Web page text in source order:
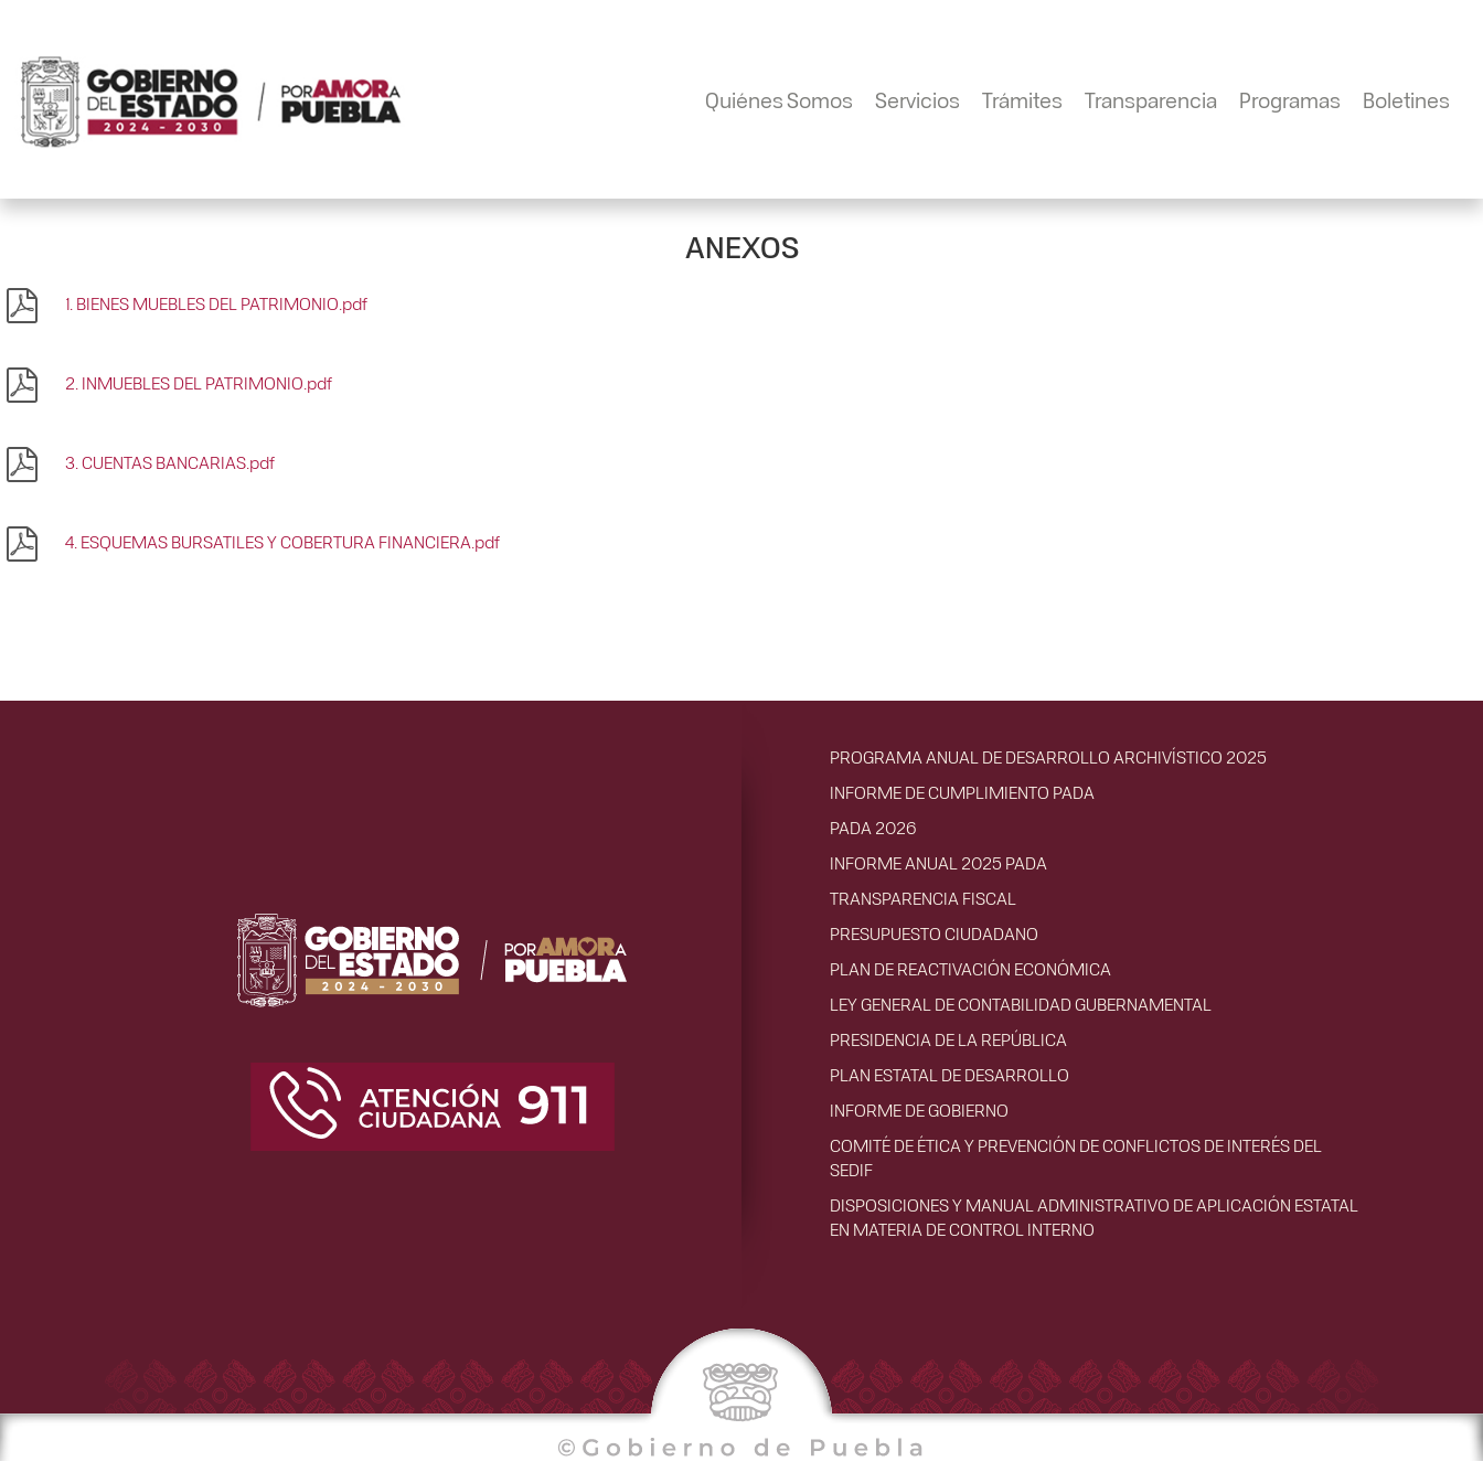
Quiénes Somos Servicios Trámites Transparencia Programas Boletines
ANEXOS
1. BIENES MUEBLES DEL PATRIMONIO.pdf
2. INMUEBLES DEL PATRIMONIO.pdf
3. CUENTAS BANCARIAS.pdf
4. ESQUEMAS BURSATILES Y COBERTURA FINANCIERA.pdf
PROGRAMA ANUAL DE DESARROLLO ARCHIVÍSTICO 2025
INFORME DE CUMPLIMIENTO PADA
PADA 2026
INFORME ANUAL 2025 PADA
TRANSPARENCIA FISCAL
PRESUPUESTO CIUDADANO
PLAN DE REACTIVACIÓN ECONÓMICA
LEY GENERAL DE CONTABILIDAD GUBERNAMENTAL
PRESIDENCIA DE LA REPÚBLICA
PLAN ESTATAL DE DESARROLLO
INFORME DE GOBIERNO
COMITÉ DE ÉTICA Y PREVENCIÓN DE CONFLICTOS DE INTERÉS DEL
SEDIF
DISPOSICIONES Y MANUAL ADMINISTRATIVO DE APLICACIÓN ESTATAL
EN MATERIA DE CONTROL INTERNO